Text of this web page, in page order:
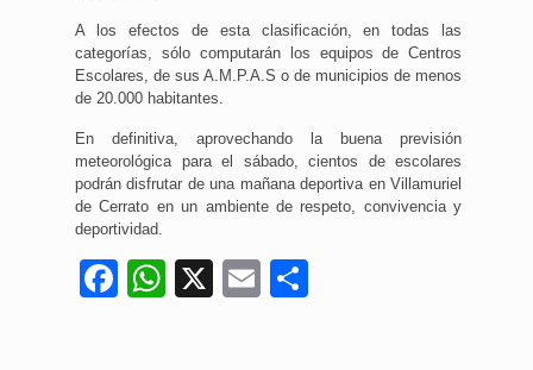
A los efectos de esta clasificación, en todas las
categorías, sólo computarán los equipos de Centros
Escolares, de sus A.M.P.A.S o de municipios de menos
de 20.000 habitantes.
En definitiva, aprovechando la buena previsión
meteorológica para el sábado, cientos de escolares
podrán disfrutar de una mañana deportiva en Villamuriel
de Cerrato en un ambiente de respeto, convivencia y
deportividad.
Facebook
WhatsApp
X Email